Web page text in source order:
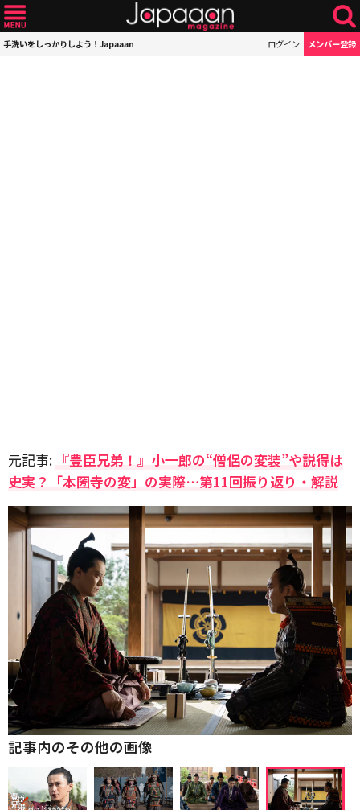
手洗いをしっかりしよう！Japaaan ログイン メンバー登録
元記事: 『豊臣兄弟！』小一郎の“僧侶の変装”や説得は
史実？「本圀寺の変」の実際…第11回振り返り・解説
記事内のその他の画像